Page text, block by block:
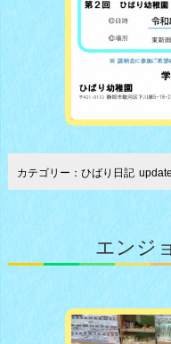
カテゴリー：ひばり日記
エンジ